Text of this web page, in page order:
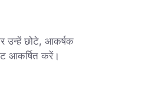
छोटे, आकर्षक
आकर्षित करें।